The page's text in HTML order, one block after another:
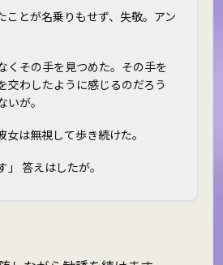
ことが名乗りもせず、失敬。アン
くその手を見つめた。その手を
交わしたように感じるのだろう
いが。
女は無視して歩き続けた。
」 答えはしたが。